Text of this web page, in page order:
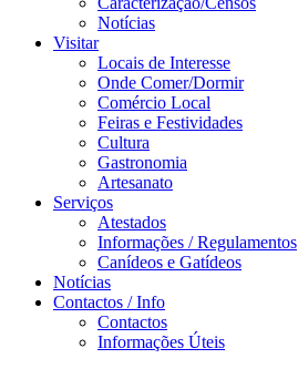
Notícias
Visitar
Locais de Interesse
Onde Comer/Dormir
Comércio Local
Feiras e Festividades
Cultura
Gastronomia
Artesanato
Serviços
Atestados
Informações / Regulamentos
Canídeos e Gatídeos
Notícias
Contactos / Info
Contactos
Informações Úteis